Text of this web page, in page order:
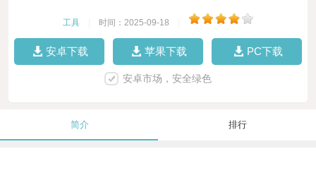
工具 时间：2025-09-18
安卓下载 苹果下载 PC下载
安卓市场，安全绿色
简介 排行